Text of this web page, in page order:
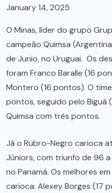
January 14, 2025
O Minas, líder do grupo
campeão Quimsa
de Junio, no Uruguai. Os
foram Franco Baralle (16
Montero (16 pontos). O
pontos, seguido pelo Biguá
Quimsa com três pontos.
Já o Rubro-Negro carioca
Júniors, com triunfo de 96
no Panamá. Os melhores
carioca: Alexey Borges (17